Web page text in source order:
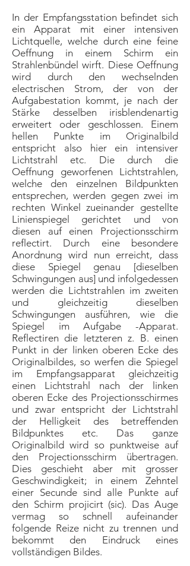
In der Empfangsstation befindet sich
ein Apparat mit einer intensiven
Lichtquelle, welche durch eine feine
Oeffnung in einem Schirm ein
Strahlenbündel wirft. Diese Oeffnung
wird durch den wechselnden
electrischen Strom, der von der
Aufgabestation kommt, je nach der
Stärke desselben irisblendenartig
erweitert oder geschlossen. Einem
hellen Punkte im Originalbild
entspricht also hier ein intensiver
Lichtstrahl etc. Die durch die
Oeffnung geworfenen Lichtstrahlen,
welche den einzelnen Bildpunkten
entsprechen, werden gegen zwei im
rechten Winkel zueinander gestellte
Linienspiegel gerichtet und von
diesen auf einen Projectionsschirm
reflectirt. Durch eine besondere
Anordnung wird nun erreicht, dass
diese Spiegel genau [dieselben
Schwingungen aus] und infolgedessen
werden die Lichtstrahlen im zweiten
und gleichzeitig dieselben
Schwingungen ausführen, wie die
Spiegel im Aufgabe -Apparat.
Reflectiren die letzteren z. B. einen
Punkt in der linken oberen Ecke des
Originalbildes, so werfen die Spiegel
im Empfangsapparat gleichzeitig
einen Lichtstrahl nach der linken
oberen Ecke des Projectionsschirmes
und zwar entspricht der Lichtstrahl
der Helligkeit des betreffenden
Bildpunktes etc. Das ganze
Originalbild wird so punktweise auf
den Projectionsschirm übertragen.
Dies geschieht aber mit grosser
Geschwindigkeit; in einem Zehntel
einer Secunde sind alle Punkte auf
den Schirm projicirt (sic). Das Auge
vermag so schnell aufeinander
folgende Reize nicht zu trennen und
bekommt den Eindruck eines
vollständigen Bildes.